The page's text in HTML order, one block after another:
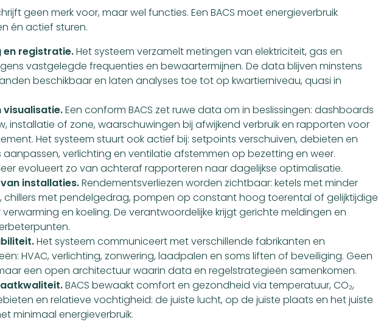
geen merk voor, maar wel functies. Een BACS moet energieverbruik
én actief sturen.
en registratie.Het systeem verzamelt metingen van elektriciteit, gas en
vastgelegde frequenties en bewaartermijnen. De data blijven minstens
beschikbaar en laten analyses toe tot op kwartierniveau, quasi in
visualisatie.Een conform BACS zet ruwe data om in beslissingen: dashboards
installatie of zone, waarschuwingen bij afwijkend verbruik en rapporten voor
Het systeem stuurt ook actief bij: setpoints verschuiven, debieten en
aanpassen, verlichting en ventilatie afstemmen op bezetting en weer.
evolueert zo van achteraf rapporteren naar dagelijkse optimalisatie.
installaties.Rendementsverliezen worden zichtbaar: ketels met minder
chillers met pendelgedrag, pompen op constant hoog toerental of gelijktijdige
en koeling. De verantwoordelijke krijgt gerichte meldingen en
Het systeem communiceert met verschillende fabrikanten en
HVAC, verlichting, zonwering, laadpalen en soms liften of beveiliging. Geen
maar een open architectuur waarin data en regelstrategieën samenkomen.
BACS bewaakt comfort en gezondheid via temperatuur, CO₂,
en relatieve vochtigheid: de juiste lucht, op de juiste plaats en het juiste
minimaal energieverbruik.